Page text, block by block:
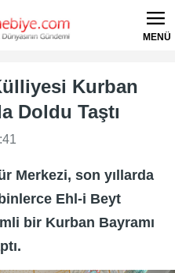
MENÜ
Kurban
Doldu Taştı
Merkezi, son yıllarda
Ehl-i Beyt
bir Kurban Bayramı